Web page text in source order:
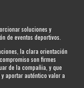
soluciones y
de eventos deportivos.
la clara orientación
son firmes
de la compañia, y que
aportar auténtico valor a